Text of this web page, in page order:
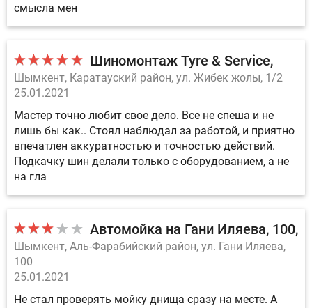
смысла мен
Шиномонтаж Tyre & Service
Шымкент, Каратауский район, ул. Жибек жолы, 1/2
25.01.2021
Мастер точно любит свое дело. Все не спеша и не
лишь бы как.. Стоял наблюдал за работой, и приятно
впечатлен аккуратностью и точностью действий.
Подкачку шин делали только с оборудованием, а не
на гла
Автомойка на Гани Иляева, 100
Шымкент, Аль-Фарабийский район, ул. Гани Иляева,
100
25.01.2021
Не стал проверять мойку днища сразу на месте. А